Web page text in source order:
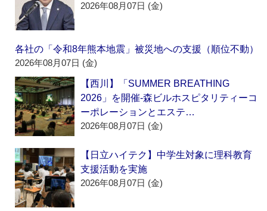
2026年08月07日 (金)
各社の「令和8年熊本地震」被災地への支援（順位不動）
2026年08月07日 (金)
【西川】「SUMMER BREATHING
2026」を開催‐森ビルホスピタリティーコ
ーポレーションとエステ…
2026年08月07日 (金)
【日立ハイテク】中学生対象に理科教育
支援活動を実施
2026年08月07日 (金)